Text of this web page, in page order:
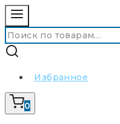
Искать:
Избранное
0